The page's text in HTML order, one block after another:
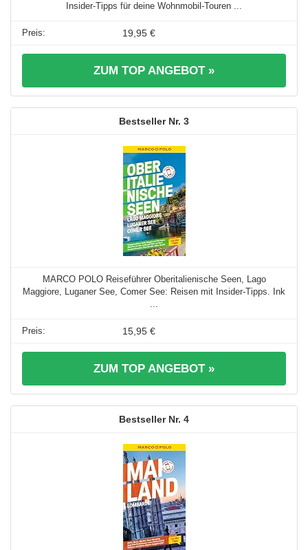
Insider-Tipps für deine Wohnmobil-Touren ...
19,95 €
ZUM TOP ANGEBOT »
3
MARCO POLO Reiseführer Oberitalienische Seen, Lago
Maggiore, Luganer See, Comer See: Reisen mit Insider-Tipps. Ink
...
15,95 €
ZUM TOP ANGEBOT »
4